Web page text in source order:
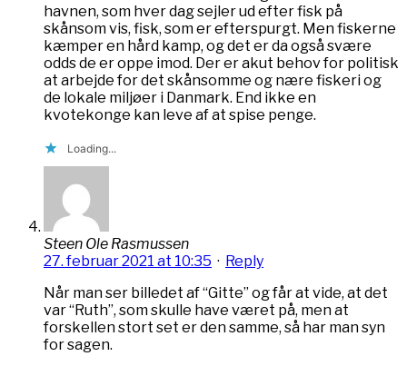
havnen, som hver dag sejler ud efter fisk på
skånsom vis, fisk, som er efterspurgt. Men fiskerne
kæmper en hård kamp, og det er da også svære
odds de er oppe imod. Der er akut behov for politisk
at arbejde for det skånsomme og nære fiskeri og
de lokale miljøer i Danmark. End ikke en
kvotekonge kan leve af at spise penge.
Loading...
Steen Ole Rasmussen
27. februar 2021 at 10:35 · Reply
Når man ser billedet af “Gitte” og får at vide, at det
var “Ruth”, som skulle have været på, men at
forskellen stort set er den samme, så har man syn
for sagen.